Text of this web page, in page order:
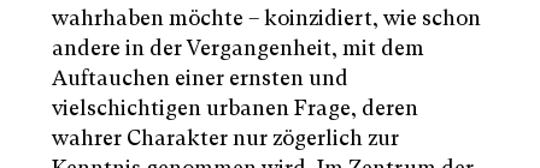
wahrhaben möchte – koinzidiert, wie schon
andere in der Vergangenheit, mit dem
Auftauchen einer ernsten und
vielschichtigen urbanen Frage, deren
wahrer Charakter nur zögerlich zur